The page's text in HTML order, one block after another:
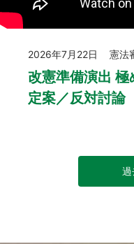
2026年7月22日 憲法
改憲準備演出
定案／反対討論
過